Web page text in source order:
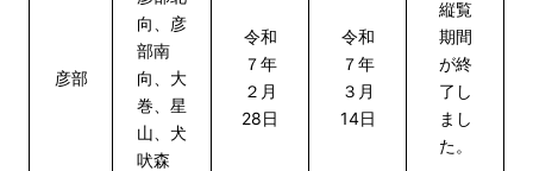
彦部
向、彦
部南
向、大
巻、星
山、犬
吠森
令和
７年
２月
28日
令和
７年
３月
14日
縦覧
期間
が終
了し
まし
た。